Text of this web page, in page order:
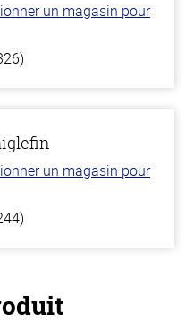
un magasin pour
un magasin pour